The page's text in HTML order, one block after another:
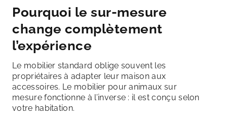
Pourquoi le sur-mesure
change complètement
l’expérience
Le mobilier standard oblige souvent les
propriétaires à adapter leur maison aux
accessoires. Le mobilier pour animaux sur
mesure fonctionne à l’inverse : il est conçu selon
votre habitation.